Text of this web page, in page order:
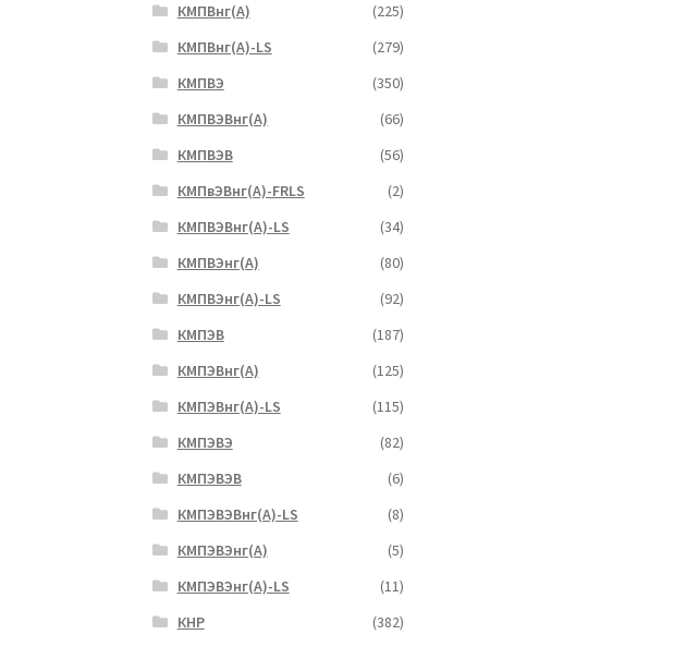
КМПВнг(А)
(225)
КМПВнг(А)-LS
(279)
КМПВЭ
(350)
КМПВЭBнг(А)
(66)
КМПВЭВ
(56)
КМПвЭВнг(А)-FRLS
(2)
КМПВЭВнг(А)-LS
(34)
КМПВЭнг(А)
(80)
КМПВЭнг(А)-LS
(92)
КМПЭВ
(187)
КМПЭВнг(А)
(125)
КМПЭВнг(А)-LS
(115)
КМПЭВЭ
(82)
КМПЭВЭВ
(6)
КМПЭВЭВнг(А)-LS
(8)
КМПЭВЭнг(А)
(5)
КМПЭВЭнг(А)-LS
(11)
КНР
(382)